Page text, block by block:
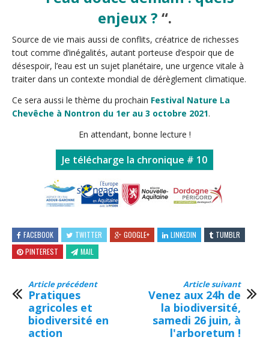
enjeux ? “.
Source de vie mais aussi de conflits, créatrice de richesses
tout comme d’inégalités, autant porteuse d’espoir que de
désespoir, l’eau est un sujet planétaire, une urgence vitale à
traiter dans un contexte mondial de dérèglement climatique.
Ce sera aussi le thème du prochain Festival Nature La
Chevêche à Nontron du 1er au 3 octobre 2021.
En attendant, bonne lecture !
Je télécharge la chronique # 10
FACEBOOK TWITTER GOOGLE+ LINKEDIN
TUMBLR
PINTEREST
MAIL
Article précédent
Pratiques
agricoles et
biodiversité en
action
Article suivant
Venez aux 24h de
la biodiversité,
samedi 26 juin, à
l'arboretum !